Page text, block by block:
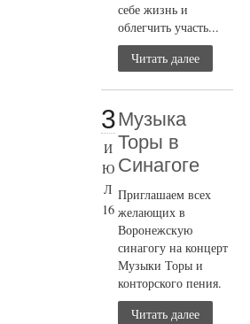
себе жизнь и
облегчить участь...
Читать далее
3
И
Ю
Л
16
Музыка
Торы в
Синагоге
Приглашаем всех
желающих в
Воронежскую
синагогу на концерт
Музыки Торы и
конторского пения.
Читать далее